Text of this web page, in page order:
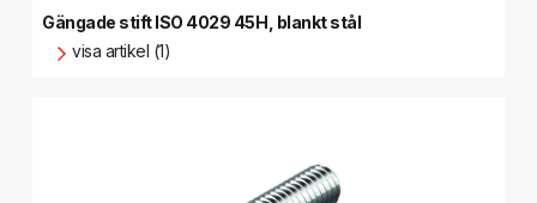
Gängade stift ISO 4029 45H, blankt stål
visa artikel (1)